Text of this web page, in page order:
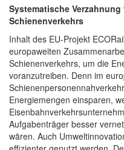
Systematische
Schienenverkehrs
Inhalt des EU-Projekt
europaweiten
Schienenverkehrs, um die
voranzutreiben. Denn im
Energiemengen einsparen,
Aufgabenträger besser
wären. Auch